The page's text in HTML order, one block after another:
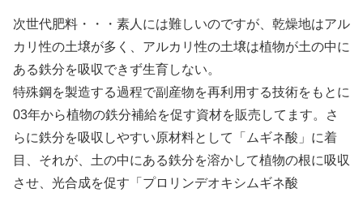
次世代肥料・・・素人には難しいのですが、乾燥地はアル
カリ性の土壌が多く、アルカリ性の土壌は植物が土の中に
ある鉄分を吸収できず生育しない。
特殊鋼を製造する過程で副産物を再利用する技術をもとに
03年から植物の鉄分補給を促す資材を販売してます。さ
らに鉄分を吸収しやすい原材料として「ムギネ酸」に着
目、それが、土の中にある鉄分を溶かして植物の根に吸収
させ、光合成を促す「プロリンデオキシムギネ酸